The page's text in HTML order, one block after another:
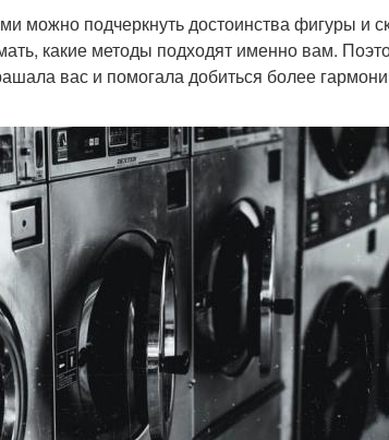
можно подчеркнуть достоинства фигуры и
какие методы подходят именно вам.
вас и помогала добиться более